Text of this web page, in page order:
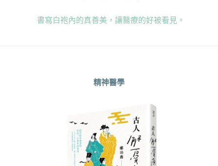
書寫白袍內的真善美，讓醫療的好被看見。
精神醫學